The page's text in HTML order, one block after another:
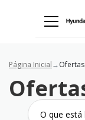
Página Inicial Ofertas